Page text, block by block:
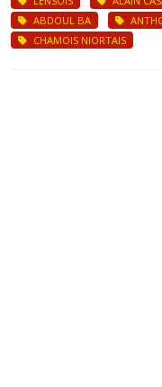
ABDOUL BA
CHAMOIS NIORTAIS